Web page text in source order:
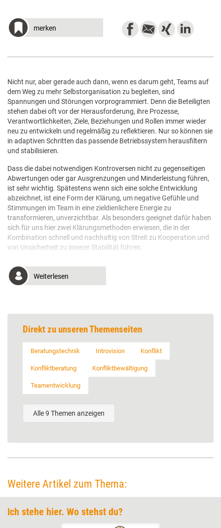
merken
Nicht nur, aber gerade auch dann, wenn es darum geht, Teams auf
dem Weg zu mehr Selbstorganisation zu begleiten, sind
Spannungen und Störungen vorprogrammiert. Denn die Beteiligten
stehen dabei oft vor der Herausforderung, ihre Prozesse,
Verantwortlichkeiten, Ziele, Beziehungen und Rollen immer wieder
neu zu entwickeln und regelmäßig zu reflektieren. Nur so können sie
in adaptiven Schritten das passende Betriebssystem herausfiltern
und stabilisieren.
Dass die dabei notwendigen Kontroversen nicht zu gegenseitigen
Abwertungen oder gar Ausgrenzungen und Minderleistung führen,
ist sehr wichtig. Spätestens wenn sich eine solche Entwicklung
abzeichnet, ist eine Form der Klärung, um negative Gefühle und
Stimmungen im Team in eine zieldienlichere Energie zu
transformieren, unverzichtbar. Als besonders geeignet dafür haben
sich für uns hier zwei Klärungsmethoden erwiesen, die in der
Kombination schnell und nachhaltig von Streit zu Kooperation und
von Unsicherheit zu innerer Stabilität führen.
Weiterlesen
Direkt zu unseren Themenseiten
Beratungstechnik Introvision Konflikt
Konfliktberatung Konfliktbewältigung
Teamentwicklung
Alle 9 Themen anzeigen
Weitere Artikel zum Thema:
Ich stehe hier. Wo stehst du?